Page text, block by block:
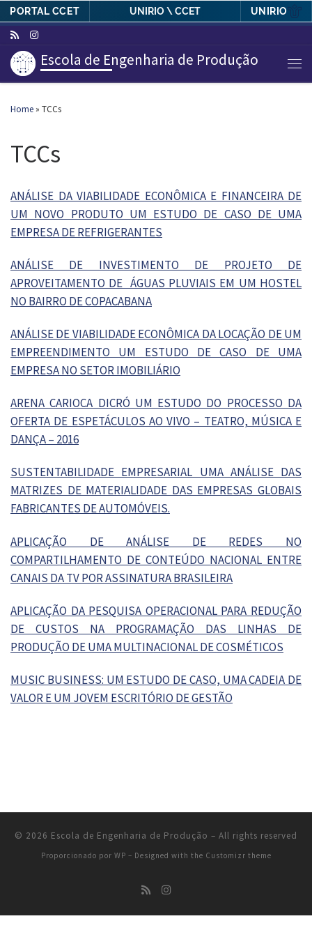
PORTAL CCET UNIRIO \ CCET UNIRIO
Skip to content
Escola de Engenharia de Produção
Home » TCCs
TCCs
ANÁLISE DA VIABILIDADE ECONÔMICA E FINANCEIRA DE
UM NOVO PRODUTO UM ESTUDO DE CASO DE UMA
EMPRESA DE REFRIGERANTES
ANÁLISE DE INVESTIMENTO DE PROJETO DE
APROVEITAMENTO DE ÁGUAS PLUVIAIS EM UM HOSTEL
NO BAIRRO DE COPACABANA
ANÁLISE DE VIABILIDADE ECONÔMICA DA LOCAÇÃO DE UM
EMPREENDIMENTO UM ESTUDO DE CASO DE UMA
EMPRESA NO SETOR IMOBILIÁRIO
ARENA CARIOCA DICRÓ UM ESTUDO DO PROCESSO DA
OFERTA DE ESPETÁCULOS AO VIVO – TEATRO, MÚSICA E
DANÇA – 2016
SUSTENTABILIDADE EMPRESARIAL UMA ANÁLISE DAS
MATRIZES DE MATERIALIDADE DAS EMPRESAS GLOBAIS
FABRICANTES DE AUTOMÓVEIS.
APLICAÇÃO DE ANÁLISE DE REDES NO
COMPARTILHAMENTO DE CONTEÚDO NACIONAL ENTRE
CANAIS DA TV POR ASSINATURA BRASILEIRA
APLICAÇÃO DA PESQUISA OPERACIONAL PARA REDUÇÃO
DE CUSTOS NA PROGRAMAÇÃO DAS LINHAS DE
PRODUÇÃO DE UMA MULTINACIONAL DE COSMÉTICOS
MUSIC BUSINESS: UM ESTUDO DE CASO, UMA CADEIA DE
VALOR E UM JOVEM ESCRITÓRIO DE GESTÃO
© 2026 Escola de Engenharia de Produção – All rights reserved
Proporcionado por WP – Designed with the Customizr theme